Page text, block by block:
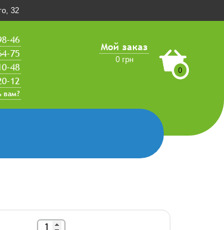
32
Мой заказ
0 грн
0
46
75
48
12
вам?